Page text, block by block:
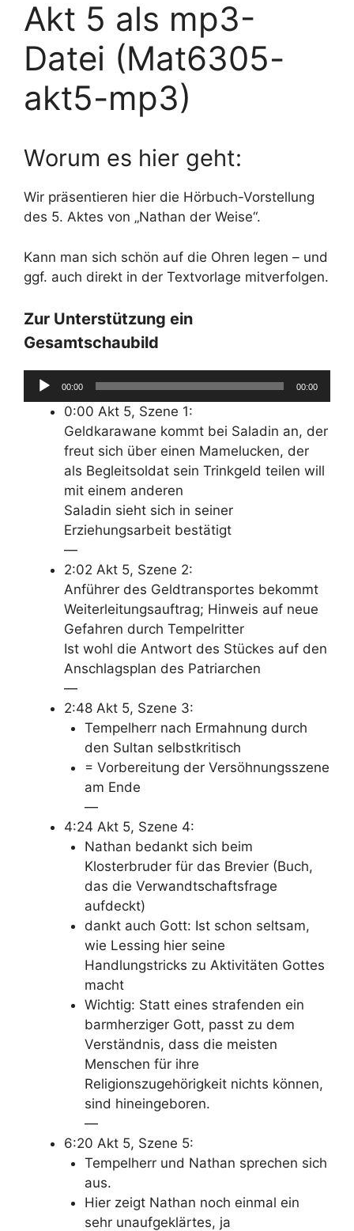
Akt 5 als mp3-
Datei (Mat6305-
akt5-mp3)
Worum es hier geht:
Wir präsentieren hier die Hörbuch-Vorstellung
des 5. Aktes von „Nathan der Weise“.
Kann man sich schön auf die Ohren legen – und
ggf. auch direkt in der Textvorlage mitverfolgen.
Zur Unterstützung ein
Gesamtschaubild
Audio-
Player
00:00 00:00
0:00 Akt 5, Szene 1:
Geldkarawane kommt bei Saladin an, der
freut sich über einen Mamelucken, der
als Begleitsoldat sein Trinkgeld teilen will
mit einem anderen
Saladin sieht sich in seiner
Erziehungsarbeit bestätigt
—
2:02 Akt 5, Szene 2:
Anführer des Geldtransportes bekommt
Weiterleitungsauftrag; Hinweis auf neue
Gefahren durch Tempelritter
Ist wohl die Antwort des Stückes auf den
Anschlagsplan des Patriarchen
—
2:48 Akt 5, Szene 3:
Tempelherr nach Ermahnung durch
den Sultan selbstkritisch
= Vorbereitung der Versöhnungsszene
am Ende
—
4:24 Akt 5, Szene 4:
Nathan bedankt sich beim
Klosterbruder für das Brevier (Buch,
das die Verwandtschaftsfrage
aufdeckt)
dankt auch Gott: Ist schon seltsam,
wie Lessing hier seine
Handlungstricks zu Aktivitäten Gottes
macht
Wichtig: Statt eines strafenden ein
barmherziger Gott, passt zu dem
Verständnis, dass die meisten
Menschen für ihre
Religionszugehörigkeit nichts können,
sind hineingeboren.
—
6:20 Akt 5, Szene 5:
Tempelherr und Nathan sprechen sich
aus.
Hier zeigt Nathan noch einmal ein
sehr unaufgeklärtes, ja